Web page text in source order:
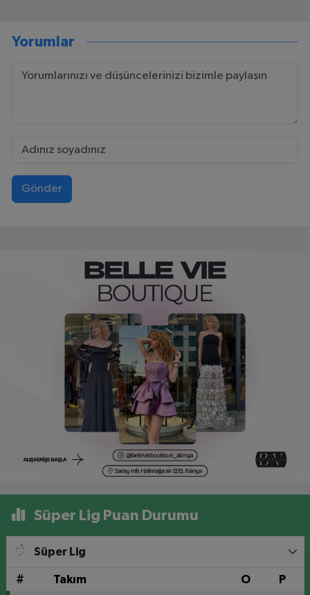
Yorumlar
Gönder
Süper Lig Puan Durumu
Süper Lig
# Takım O P